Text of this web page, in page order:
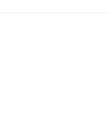
مقعد شاغر على الإفطار